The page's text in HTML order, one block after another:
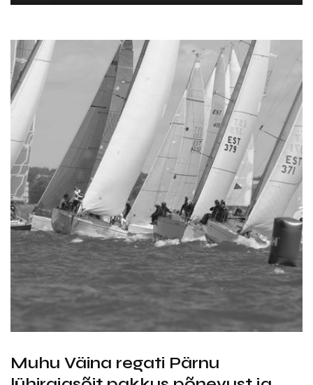
Muhu Väina regati Pärnu